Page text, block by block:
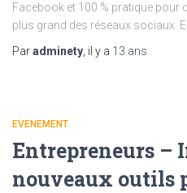
Facebook et 100 % pratique pour
plus grand des réseaux sociaux.
Paradminety , il y a 13 ans
EVENEMENT
Entrepreneurs –
nouveaux outils